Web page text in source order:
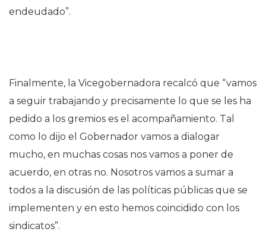
endeudado”.
Finalmente, la Vicegobernadora recalcó que “vamos
a seguir trabajando y precisamente lo que se les ha
pedido a los gremios es el acompañamiento. Tal
como lo dijo el Gobernador vamos a dialogar
mucho, en muchas cosas nos vamos a poner de
acuerdo, en otras no. Nosotros vamos a sumar a
todos a la discusión de las políticas públicas que se
implementen y en esto hemos coincidido con los
sindicatos”.